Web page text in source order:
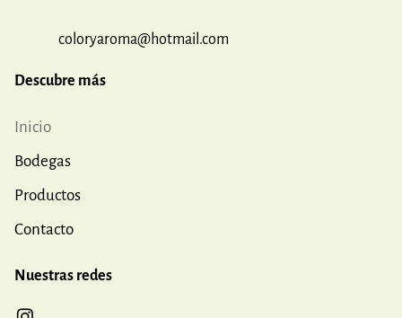
coloryaroma@hotmail.com
Descubre más
Inicio
Bodegas
Productos
Contacto
Nuestras redes